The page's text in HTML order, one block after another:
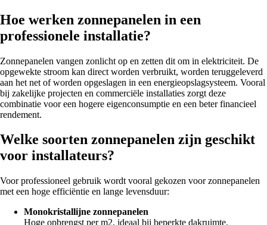
Hoe werken zonnepanelen in een
professionele installatie?
Zonnepanelen vangen zonlicht op en zetten dit om in elektriciteit. De
opgewekte stroom kan direct worden verbruikt, worden teruggeleverd
aan het net of worden opgeslagen in een energieopslagsysteem. Vooral
bij zakelijke projecten en commerciële installaties zorgt deze
combinatie voor een hogere eigenconsumptie en een beter financieel
rendement.
Welke soorten zonnepanelen zijn geschikt
voor installateurs?
Voor professioneel gebruik wordt vooral gekozen voor zonnepanelen
met een hoge efficiëntie en lange levensduur:
Monokristallijne zonnepanelen
Hoge opbrengst per m2, ideaal bij beperkte dakruimte.